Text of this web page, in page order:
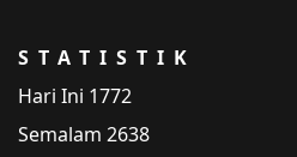
STATISTIK
Hari Ini 1772
Semalam 2638